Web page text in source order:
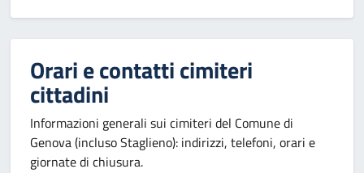
Orari e contatti cimiteri
cittadini
Informazioni generali sui cimiteri del Comune di
Genova (incluso Staglieno): indirizzi, telefoni, orari e
giornate di chiusura.